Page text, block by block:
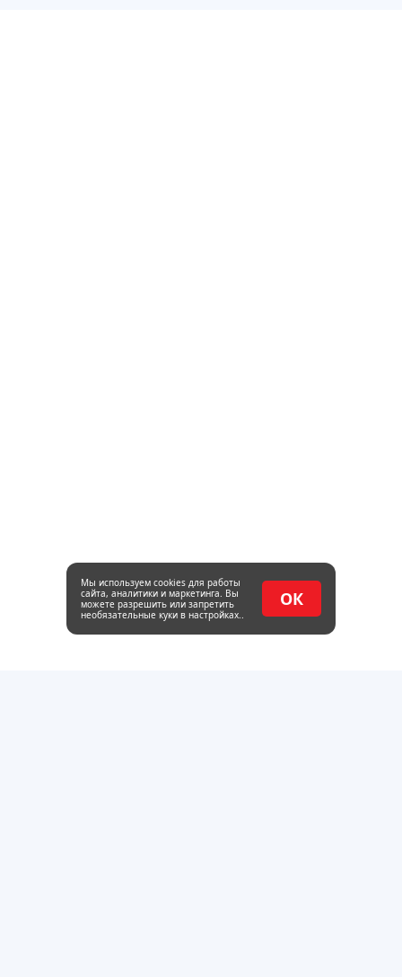
Мы используем cookies для работы
сайта, аналитики и маркетинга. Вы
можете разрешить или запретить
необязательные куки в настройках..
ОК